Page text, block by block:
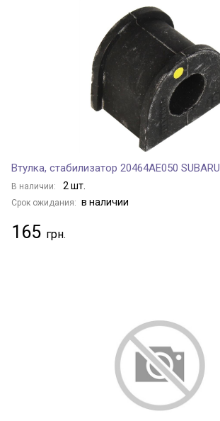
Втулка, стабилизатор 20464AE050 SUBARU
В наличии: 2 шт.
Срок ожидания: в наличии
165